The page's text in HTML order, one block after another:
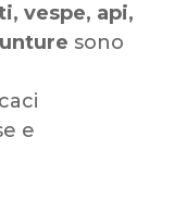
vespe, api,
sono
e